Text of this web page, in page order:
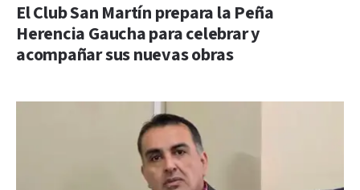
El Club San Martín prepara la Peña
Herencia Gaucha para celebrar y
acompañar sus nuevas obras